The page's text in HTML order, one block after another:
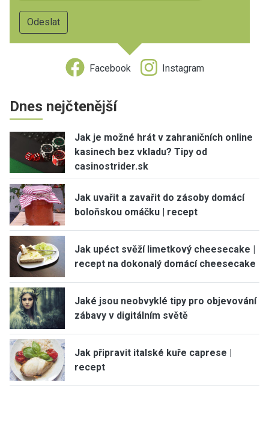
Facebook Instagram
Dnes nejčtenější
Jak je možné hrát v zahraničních online
kasinech bez vkladu? Tipy od
casinostrider.sk
Jak uvařit a zavařit do zásoby domácí
boloňskou omáčku | recept
Jak upéct svěží limetkový cheesecake |
recept na dokonalý domácí cheesecake
Jaké jsou neobvyklé tipy pro objevování
zábavy v digitálním světě
Jak připravit italské kuře caprese |
recept